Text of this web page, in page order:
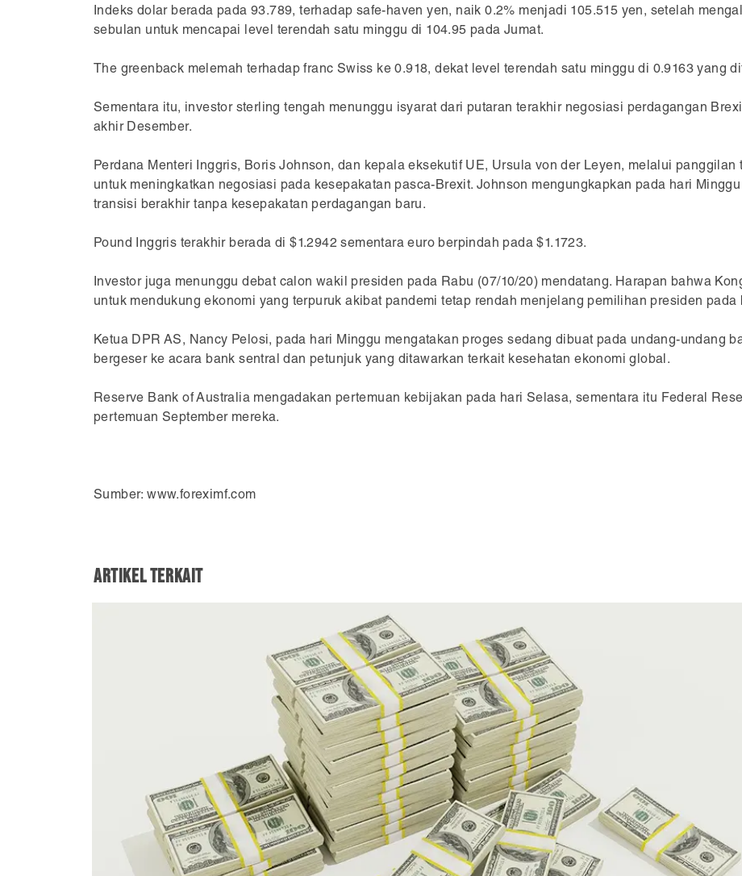
Apakah Anda ingin menggunakan Halaman Cepat Hemat
Data?
hemat data
TETAP GUNAKAN HALAMAN PENUH VERSI MOBILE
Indeks dolar berada pada 93.789, terhadap safe-haven yen, naik 0.2% menjadi 105.515 yen, setelah
sebulan untuk mencapai level terendah satu minggu di 104.95 pada Jumat.
The greenback melemah terhadap franc Swiss ke 0.918, dekat level terendah satu minggu di 0.9163 yang
Sementara itu, investor sterling tengah menunggu isyarat dari putaran terakhir negosiasi perdagangan
akhir Desember.
Perdana Menteri Inggris, Boris Johnson, dan kepala eksekutif UE, Ursula von der Leyen, melalui
untuk meningkatkan negosiasi pada kesepakatan pasca-Brexit. Johnson mengungkapkan pada hari
transisi berakhir tanpa kesepakatan perdagangan baru.
Pound Inggris terakhir berada di $1.2942 sementara euro berpindah pada $1.1723.
Investor juga menunggu debat calon wakil presiden pada Rabu (07/10/20) mendatang. Harapan bahwa
untuk mendukung ekonomi yang terpuruk akibat pandemi tetap rendah menjelang pemilihan presiden pada
Ketua DPR AS, Nancy Pelosi, pada hari Minggu mengatakan proges sedang dibuat pada undang-undang
bergeser ke acara bank sentral dan petunjuk yang ditawarkan terkait kesehatan ekonomi global.
Reserve Bank of Australia mengadakan pertemuan kebijakan pada hari Selasa, sementara itu Federal
pertemuan September mereka.
Sumber: www.foreximf.com
Artikel Terkait